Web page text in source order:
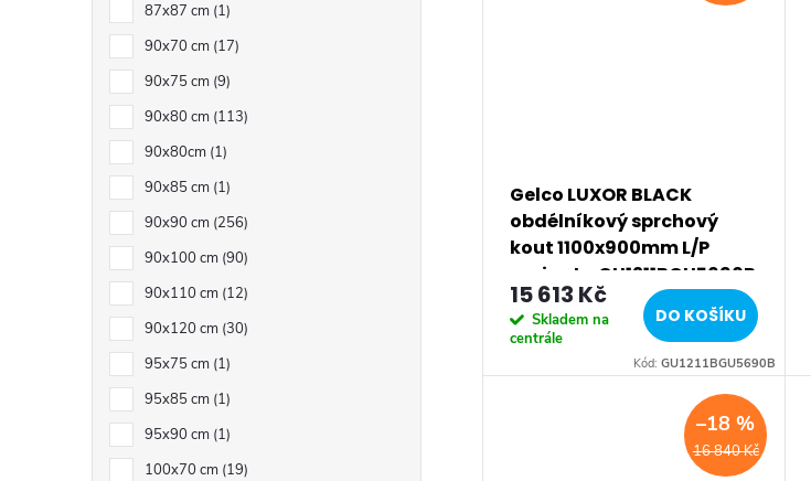
87x87 cm 1
90x70 cm 17
90x75 cm 9
90x80 cm 113
90x80cm 1
90x85 cm 1
90x90 cm 256
90x100 cm 90
90x110 cm 12
90x120 cm 30
95x75 cm 1
95x85 cm 1
95x90 cm 1
100x70 cm 19
Gelco LUXOR BLACK
obdélníkový sprchový
kout 1100x900mm L/P
varianta GU1211BGU5690B
15 613 Kč
Skladem na
centrále
DO KOŠÍKU
Kód:GU1211BGU5690B
16 840 Kč
–18 %